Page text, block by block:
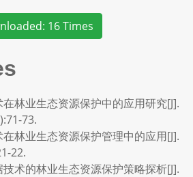
16 Times
林业生态资源保护中的应用研究[J].
73.
林业生态资源保护管理中的应用[J].
22.
术的林业生态资源保护策略探析[J].